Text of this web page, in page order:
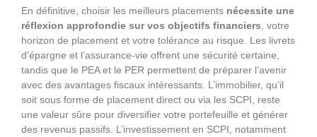
En définitive, choisir les meilleurs placements nécessite une
réflexion approfondie sur vos objectifs financiers , votre
horizon de placement et votre tolérance au risque. Les livrets
d’épargne et l’assurance-vie offrent une sécurité certaine,
tandis que le PEA et le PER permettent de préparer l’avenir
avec des avantages fiscaux intéressants. L’immobilier, qu’il
soit sous forme de placement direct ou via les SCPI, reste
une valeur sûre pour diversifier votre portefeuille et générer
des revenus passifs. L’investissement en SCPI, notamment